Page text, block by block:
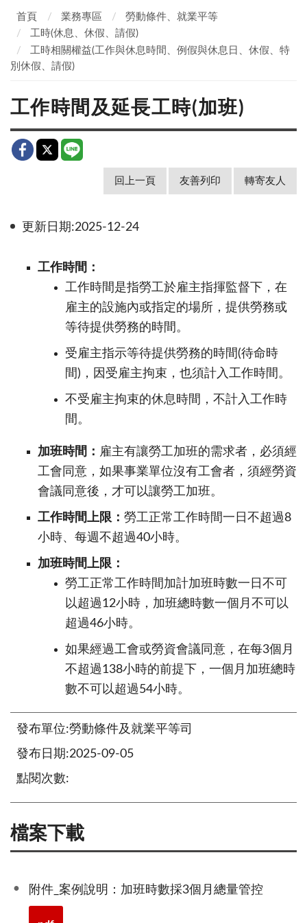
首頁 業務專區
勞動條件、就業平等
工時(休息、休假、請假)
工時相關權益(工作與休息時間、例假與休息日、休假、特
別休假、請假)
工作時間及延長工時(加班)
回上一頁 友善列印 轉寄友人
更新日期:2025-12-24
工作時間：
工作時間是指勞工於雇主指揮監督下，在
雇主的設施內或指定的場所，提供勞務或
等待提供勞務的時間。
受雇主指示等待提供勞務的時間(待命時
間)，因受雇主拘束，也須計入工作時間。
不受雇主拘束的休息時間，不計入工作時
間。
加班時間： 雇主有讓勞工加班的需求者，必須經
工會同意，如果事業單位沒有工會者，須經勞資
會議同意後，才可以讓勞工加班。
工作時間上限： 勞工正常工作時間一日不超過8
小時、每週不超過40小時。
加班時間上限：
勞工正常工作時間加計加班時數一日不可
以超過12小時，加班總時數一個月不可以
超過46小時。
如果經過工會或勞資會議同意，在每3個月
不超過138小時的前提下，一個月加班總時
數不可以超過54小時。
發布單位:勞動條件及就業平等司
發布日期:2025-09-05
點閱次數:
檔案下載
附件_案例說明：加班時數採3個月總量管控